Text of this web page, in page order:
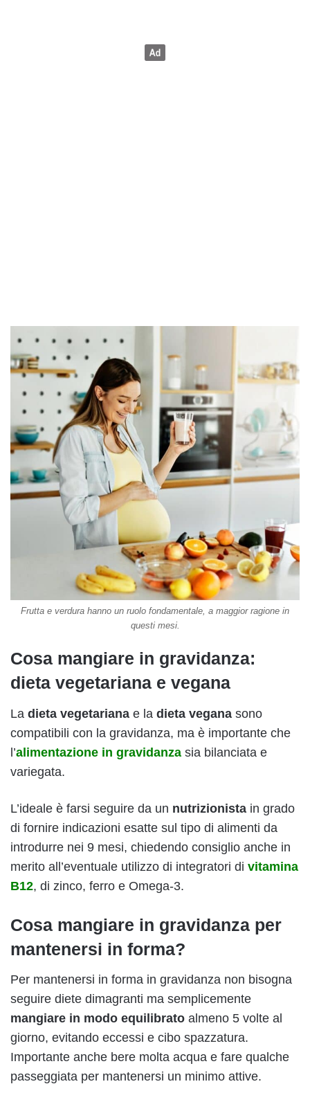
Frutta e verdura hanno un ruolo fondamentale, a maggior ragione in
questi mesi.
Cosa mangiare in gravidanza:
dieta vegetariana e vegana
La dieta vegetariana e la dieta vegana sono
compatibili con la gravidanza, ma è importante che
l’alimentazione in gravidanza sia bilanciata e
variegata.
L’ideale è farsi seguire da un nutrizionista in grado
di fornire indicazioni esatte sul tipo di alimenti da
introdurre nei 9 mesi, chiedendo consiglio anche in
merito all’eventuale utilizzo di integratori di vitamina
B12, di zinco, ferro e Omega-3.
Cosa mangiare in gravidanza per
mantenersi in forma?
Per mantenersi in forma in gravidanza non bisogna
seguire diete dimagranti ma semplicemente
mangiare in modo equilibrato almeno 5 volte al
giorno, evitando eccessi e cibo spazzatura.
Importante anche bere molta acqua e fare qualche
passeggiata per mantenersi un minimo attive.